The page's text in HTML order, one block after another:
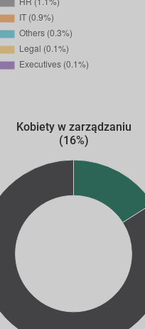
Kobiety w zarządzaniu
(16%)